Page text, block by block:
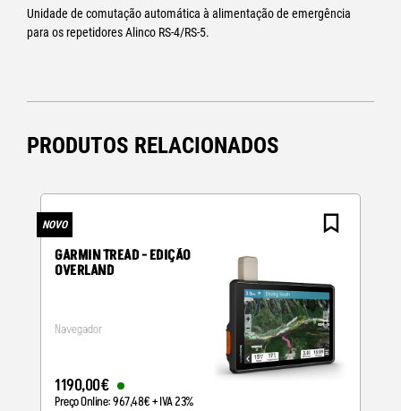
Unidade de comutação automática à alimentação de emergência
para os repetidores Alinco RS-4/RS-5.
PRODUTOS RELACIONADOS
NOVO
GARMIN TREAD - EDIÇÃO
OVERLAND
Navegador
1190,00€
Preço Online:967,48€+ IVA 23%